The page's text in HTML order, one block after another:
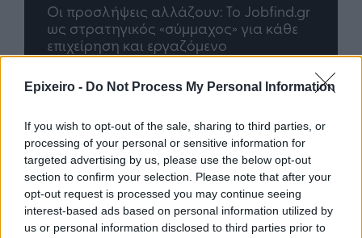
Epixeiro - Do Not Process My Personal Information
If you wish to opt-out of the sale, sharing to third parties, or
processing of your personal or sensitive information for
targeted advertising by us, please use the below opt-out
section to confirm your selection. Please note that after your
opt-out request is processed you may continue seeing
interest-based ads based on personal information utilized by
us or personal information disclosed to third parties prior to
TP Greece: Πώς διαμορφώνεται το
μέλλον του Insurance στην εποχή του AI
Περισσότερα από το